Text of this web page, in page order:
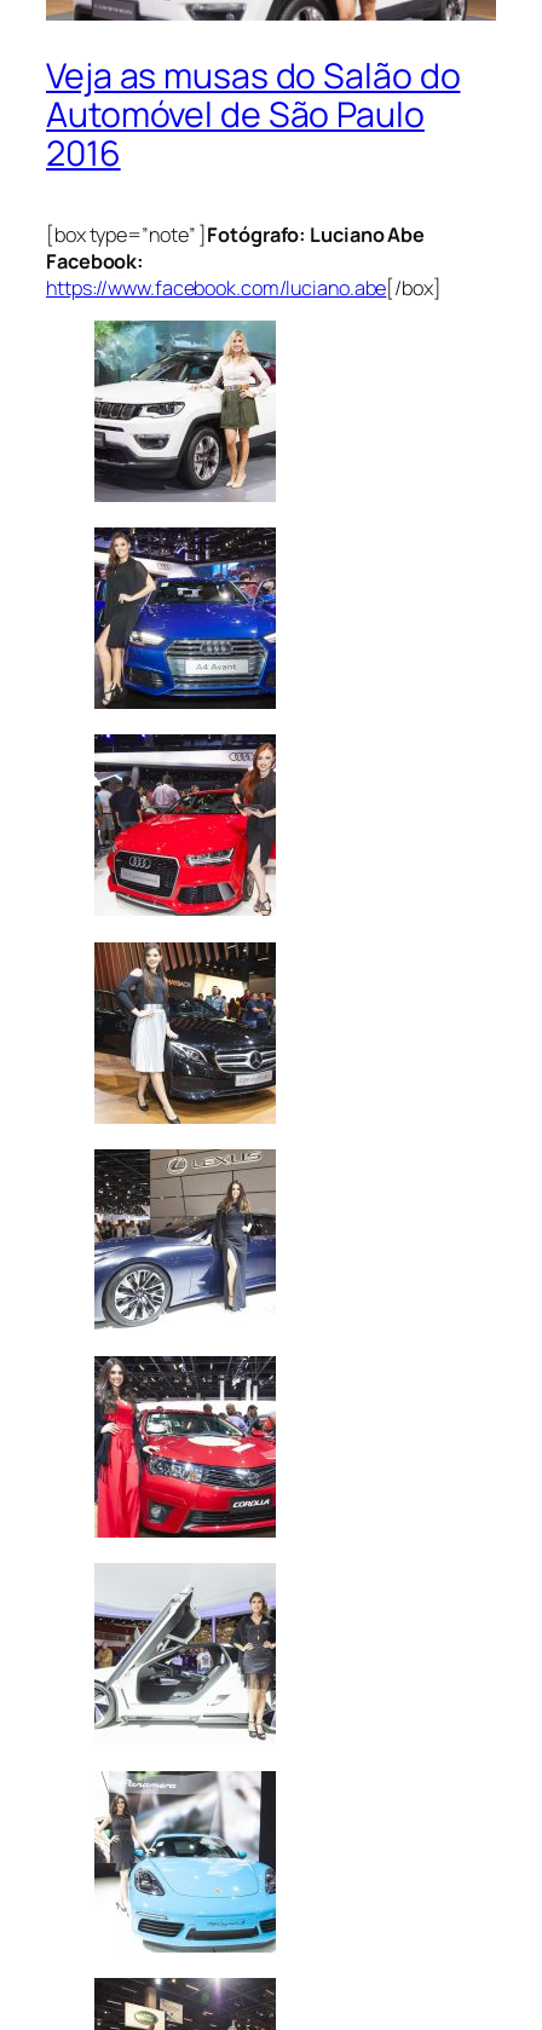
Veja as musas do Salão do
Automóvel de São Paulo
2016
[box type=”note” ]Fotógrafo: Luciano Abe
Facebook:
https://www.facebook.com/luciano.abe[/box]